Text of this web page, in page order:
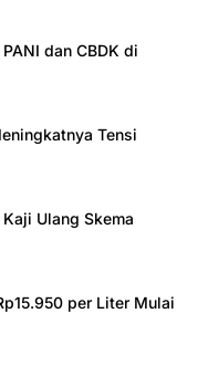
dan CBDK di
Tensi
Ulang Skema
per Liter Mulai